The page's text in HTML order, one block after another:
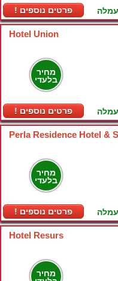
! פרטים נוספים
Hotel Union
מחיר
בלעדי
! פרטים נוספים
Perla Residence Hotel &
מחיר
בלעדי
! פרטים נוספים
Hotel Resurs
מחיר